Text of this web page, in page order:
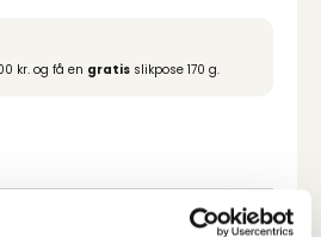
syrlighed skaber en fin
chokolades let bitre og
er en snack med
som en lille pause i
te samt som en del af en
kr. og få en gratis slikpose 170 g.